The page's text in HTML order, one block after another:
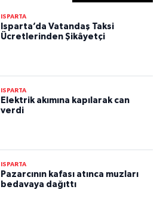
ISPARTA
Isparta’da Vatandaş Taksi
Ücretlerinden Şikâyetçi
ISPARTA
Elektrik akımına kapılarak can
verdi
ISPARTA
Pazarcının kafası atınca muzları
bedavaya dağıttı